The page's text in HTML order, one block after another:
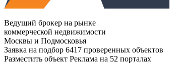
Ведущий брокер на рынке
коммерческой недвижимости
Москвы и Подмосковья
Заявка на подбор 6417 проверенных объектов
Разместить объект Реклама на 52 порталах